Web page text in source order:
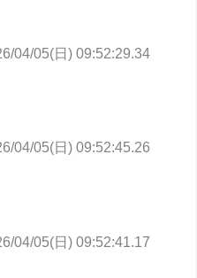
04/05(日) 09:52:29.34
04/05(日) 09:52:45.26
04/05(日) 09:52:41.17